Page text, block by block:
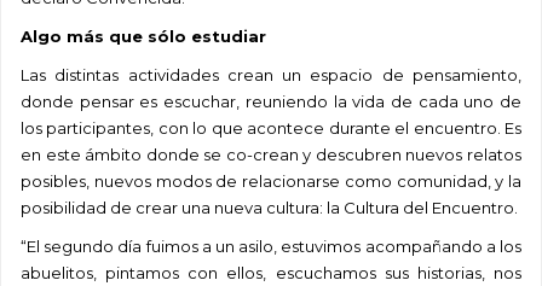
Algo más que sólo estudiar
Las distintas actividades crean un espacio de pensamiento,
donde pensar es escuchar, reuniendo la vida de cada uno de
los participantes, con lo que acontece durante el encuentro. Es
en este ámbito donde se co-crean y descubren nuevos relatos
posibles, nuevos modos de relacionarse como comunidad, y la
posibilidad de crear una nueva cultura: la Cultura del Encuentro.
“El segundo día fuimos a un asilo, estuvimos acompañando a los
abuelitos, pintamos con ellos, escuchamos sus historias, nos